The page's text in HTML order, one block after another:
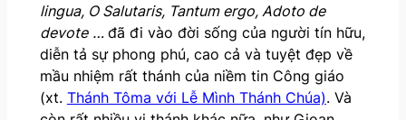
lingua, O Salutaris, Tantum ergo, Adoto de
devote … đã đi vào đời sống của người tín hữu,
diễn tả sự phong phú, cao cả và tuyệt đẹp về
mầu nhiệm rất thánh của niềm tin Công giáo
(xt. Thánh Tôma với Lễ Mình Thánh Chúa). Và